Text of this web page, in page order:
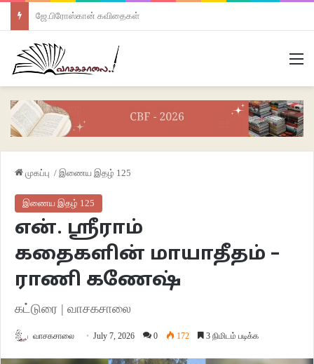
ஜே.பிரோஸ்கான் கவிதைகள்
முகப்பு / இணைய இதழ் 125
இணைய இதழ் 125
என். ஸ்ரீராம்
கதைகளின் மாயாதீதம் –
ராணி கணேஷ்
கட்டுரை | வாசகசாலை
வாசகசாலை July 7, 2026 0 172 3 நிமிடம் படிக்க